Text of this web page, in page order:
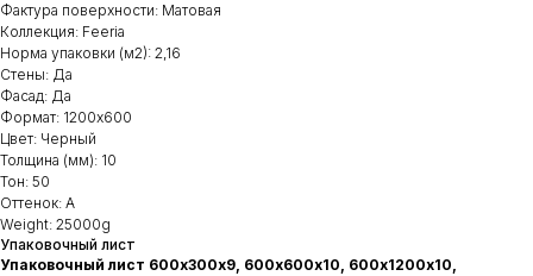
Фактура поверхности: Матовая
Коллекция: Feeria
Норма упаковки (м2): 2,16
Стены: Да
Фасад: Да
Формат: 1200х600
Цвет: Черный
Толщина (мм): 10
Тон: 50
Оттенок: А
Weight: 25000g
Упаковочный лист
Упаковочный лист 600х300х9, 600х600х10, 600х1200х10,